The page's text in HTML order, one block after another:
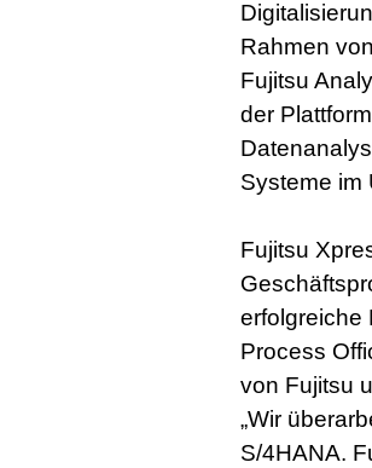
Rahmen
Fujitsu
der
Systeme im
Fujitsu
erfolgreiche
Process
von Fujitsu
„Wir
S/4HANA.